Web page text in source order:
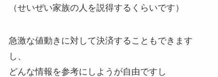
（せいぜい家族の人を説得するくらいです）
急激な値動きに対して決済することもできます
し、
どんな情報を参考にしようが自由ですし